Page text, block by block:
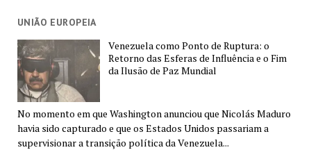
UNIÃO EUROPEIA
Venezuela como Ponto de Ruptura: o
Retorno das Esferas de Influência e o Fim
da Ilusão de Paz Mundial
No momento em que Washington anunciou que Nicolás Maduro
havia sido capturado e que os Estados Unidos passariam a
supervisionar a transição política da Venezuela...